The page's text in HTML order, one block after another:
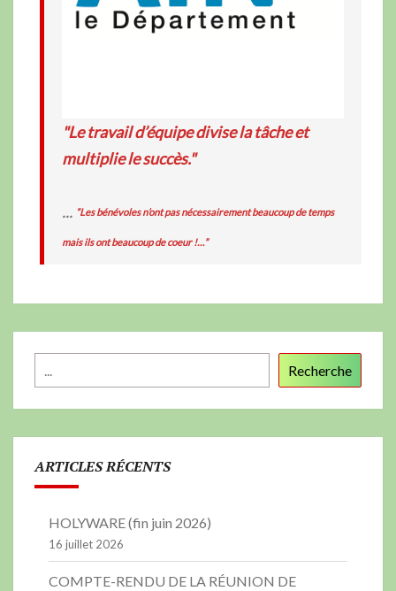
"Le travail d’équipe divise la tâche et
multiplie le succès."
... “Les bénévoles n’ont pas nécessairement beaucoup de temps
mais ils ont beaucoup de coeur !…”
Recherche
ARTICLES RÉCENTS
HOLYWARE (fin juin 2026)
16 juillet 2026
COMPTE-RENDU DE LA RÉUNION DE